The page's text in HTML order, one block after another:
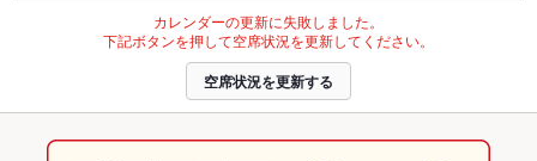
カレンダーの更新に失敗しました。
下記ボタンを押して空席状況を更新してください。
空席状況を更新する